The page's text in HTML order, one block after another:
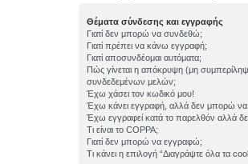
Θέματα σύνδεσης και εγγραφής
Γιατί δεν μπορώ να συνδεθώ;
Γιατί πρέπει να κάνω εγγραφή;
Γιατί αποσυνδέομαι αυτόματα;
Πώς γίνεται η απόκρυψη (μη
συνδεδεμένων μελών;
Έχω χάσει τον κωδικό μου!
Έχω κάνει εγγραφή, αλλά δεν μπορώ
Έχω εγγραφεί κατά το παρελθόν αλλά
Τι είναι το COPPA;
Γιατί δεν μπορώ να εγγραφώ;
Τι κάνει η επιλογή “Διαγράψτε όλα τα